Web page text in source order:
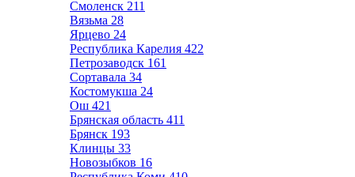
Смоленск 211
Вязьма 28
Ярцево 24
Республика Карелия 422
Петрозаводск 161
Сортавала 34
Костомукша 24
Ош 421
Брянская область 411
Брянск 193
Клинцы 33
Новозыбков 16